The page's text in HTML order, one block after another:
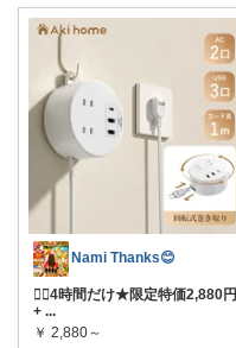
Nami Thanks😊
💁‍♀️4時間だけ★限定特価2,880円
+ ...
￥ 2,880～